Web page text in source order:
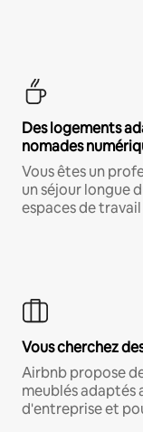
Des logements
nomades
Vous êtes un
un séjour longue
espaces de
Vous cherchez
Airbnb propose
meublés adaptés
d'entreprise et